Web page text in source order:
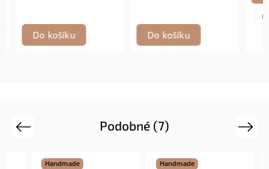
Do košíku Do košíku
Bílá
Podobné (7)
Previous
Handmade Handmade
Next